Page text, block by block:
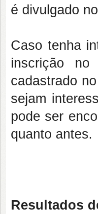
é divulgado
Caso tenha
inscrição
cadastrado
sejam
pode ser
quanto antes.
Resultados